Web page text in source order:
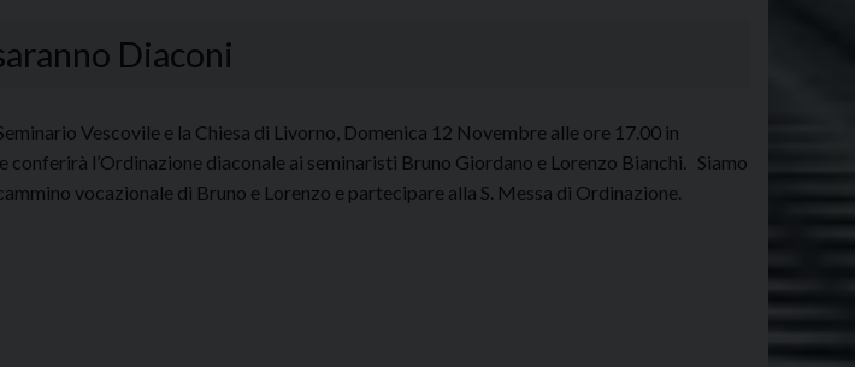
Diaconi
Vescovile e la Chiesa di Livorno, Domenica 12 Novembre alle ore 17.00 in
conferirà l’Ordinazione diaconale ai seminaristi Bruno Giordano e Lorenzo Bianchi. Siamo
vocazionale di Bruno e Lorenzo e partecipare alla S. Messa di Ordinazione.